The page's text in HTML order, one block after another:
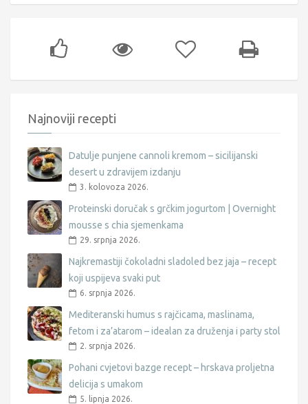
Najnoviji recepti
Datulje punjene cannoli kremom – sicilijanski
desert u zdravijem izdanju
3. kolovoza 2026.
Proteinski doručak s grčkim jogurtom | Overnight
mousse s chia sjemenkama
29. srpnja 2026.
Najkremastiji čokoladni sladoled bez jaja – recept
koji uspijeva svaki put
6. srpnja 2026.
Mediteranski humus s rajčicama, maslinama,
fetom i za’atarom – idealan za druženja i party stol
2. srpnja 2026.
Pohani cvjetovi bazge recept – hrskava proljetna
delicija s umakom
5. lipnja 2026.